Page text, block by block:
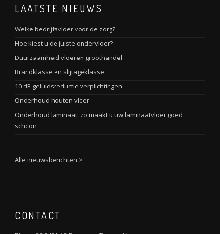
LAATSTE NIEUWS
Welke bedrijfsvloer voor de zorg?
Hoe kiest u de juiste ondervloer?
Duurzaamheid vloeren groothandel
Brandklasse en slijtageklasse
10 dB geluidsreductie verplichtingen
Onderhoud houten vloer
Onderhoud laminaat: zo maakt u uw laminaatvloer goed
schoon
Alle nieuwsberichten >
CONTACT